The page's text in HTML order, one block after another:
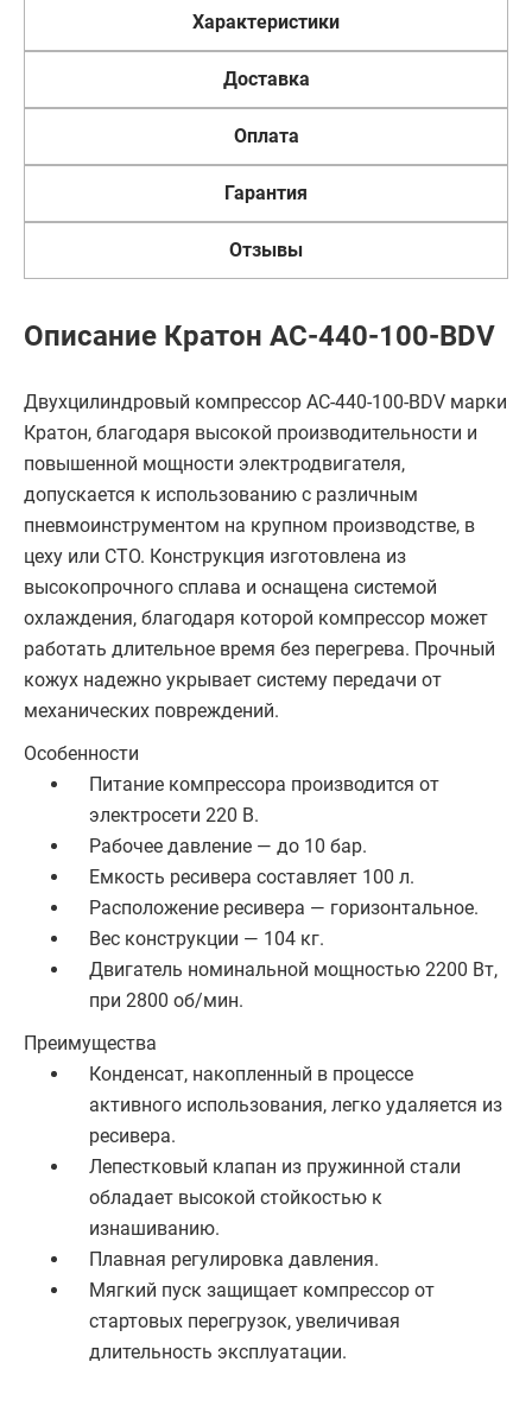
Характеристики
Доставка
Оплата
Гарантия
Отзывы
Описание Кратон AC-440-100-BDV
Двухцилиндровый компрессор AC-440-100-BDV марки
Кратон, благодаря высокой производительности и
повышенной мощности электродвигателя,
допускается к использованию с различным
пневмоинструментом на крупном производстве, в
цеху или СТО. Конструкция изготовлена из
высокопрочного сплава и оснащена системой
охлаждения, благодаря которой компрессор может
работать длительное время без перегрева. Прочный
кожух надежно укрывает систему передачи от
механических повреждений.
Особенности
Питание компрессора производится от
электросети 220 В.
Рабочее давление — до 10 бар.
Емкость ресивера составляет 100 л.
Расположение ресивера — горизонтальное.
Вес конструкции — 104 кг.
Двигатель номинальной мощностью 2200 Вт,
при 2800 об/мин.
Преимущества
Конденсат, накопленный в процессе
активного использования, легко удаляется из
ресивера.
Лепестковый клапан из пружинной стали
обладает высокой стойкостью к
изнашиванию.
Плавная регулировка давления.
Мягкий пуск защищает компрессор от
стартовых перегрузок, увеличивая
длительность эксплуатации.